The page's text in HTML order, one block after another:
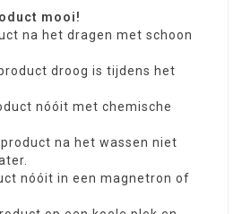
mooi!
na het dragen met schoon
droog is tijdens het
nóóit met chemische
na het wassen niet
nóóit in een magnetron of